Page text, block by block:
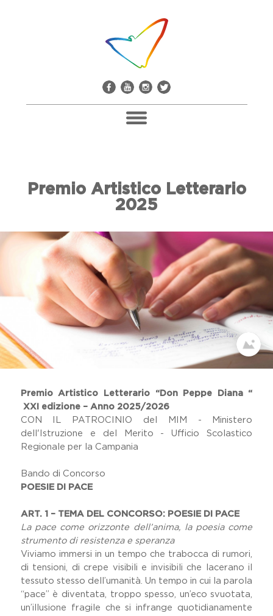
Pacco Alla Camorra
Don Giuseppe Diana
Soci E Adesioni
Casa Don Diana
Mediateca E Biblioteca
Dicono Di Noi
Il Viaggio Sulle Terre Di Don
Peppe Diana
Festival Dell'impegno Civile
Memoria Delle Vittime
Premio Nazionale Don Peppe
Diana
19 Marzo
Lavora Con Noi
Home
Premio Artistico Letterario
2025
Premio Artistico Letterario “Don Peppe Diana “
XXI edizione – Anno 2025/2026
CON IL PATROCINIO del MIM - Ministero
dell'Istruzione e del Merito - Ufficio Scolastico
Regionale per la Campania
Bando di Concorso
POESIE DI PACE
ART. 1 – TEMA DEL CONCORSO: POESIE DI PACE
La pace come orizzonte dell’anima, la poesia come
strumento di resistenza e speranza
Viviamo immersi in un tempo che trabocca di rumori,
di tensioni, di crepe visibili e invisibili che lacerano il
tessuto stesso dell’umanità. Un tempo in cui la parola
“pace” è diventata, troppo spesso, un’eco svuotata,
un’illusione fragile che si infrange quotidianamente